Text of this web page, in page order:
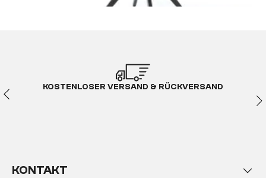
KOSTENLOSER VERSAND & RÜCKVERSAND
KONTAKT